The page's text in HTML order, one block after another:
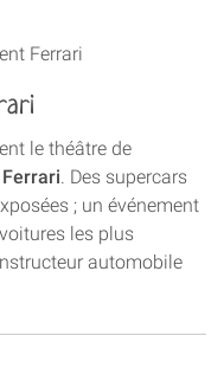
le théâtre de
. Des supercars
; un événement
les plus
automobile